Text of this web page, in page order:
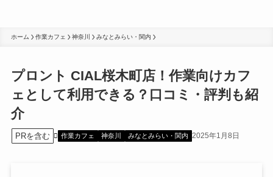
ホーム 作業カフェ 神奈川 みなとみらい・関内
プロント CIAL桜木町店！作業向けカフ
ェとして利用できる？口コミ・評判も紹
介
PRを含む 作業カフェ 神奈川 みなとみらい・関内 2025年1月8日